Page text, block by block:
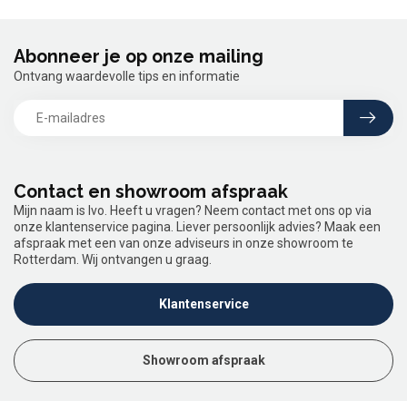
Contact en showroom afspraak
Mijn naam is Ivo. Heeft u vragen? Neem contact met ons op via
onze klantenservice pagina. Liever persoonlijk advies? Maak een
afspraak met een van onze adviseurs in onze showroom te
Rotterdam. Wij ontvangen u graag.
Klantenservice
Showroom afspraak
Abonneer je op onze mailing
Ontvang waardevolle tips en informatie